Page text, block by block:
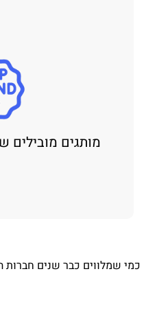
מותגים מובילים
כמי שמלווים כבר שנים